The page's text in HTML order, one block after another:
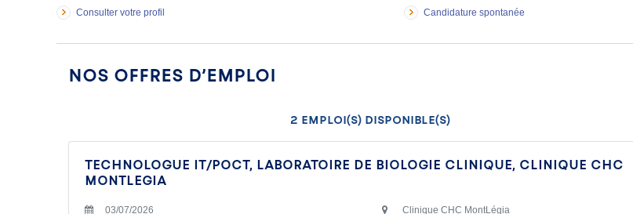
Consulter votre profil
Candidature spontanée
Nos offres d’emploi
2 emploi(s) disponible(s)
TECHNOLOGUE IT/POCT, LABORATOIRE DE BIOLOGIE CLINIQUE, CLINIQUE CHC
MONTLEGIA
03/07/2026 Clinique CHC MontLégia